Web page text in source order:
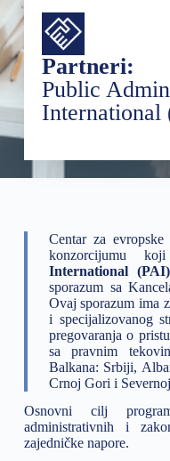
Partneri:
Public
International
Centar za
konzorcijumu
International (PAI)
sporazum sa
Ovaj sporazum ima
i specijalizovanog
pregovaranja o
sa pravnim
Balkana: Srbiji,
Crnoj Gori i
Osnovni cilj
administrativnih i
zajedničke napore.